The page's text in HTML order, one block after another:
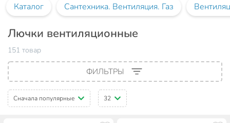
Каталог Сантехника. Вентиляция. Газ
Лючки вентиляционные
151 товар
ФИЛЬТРЫ
Сначала популярные 32